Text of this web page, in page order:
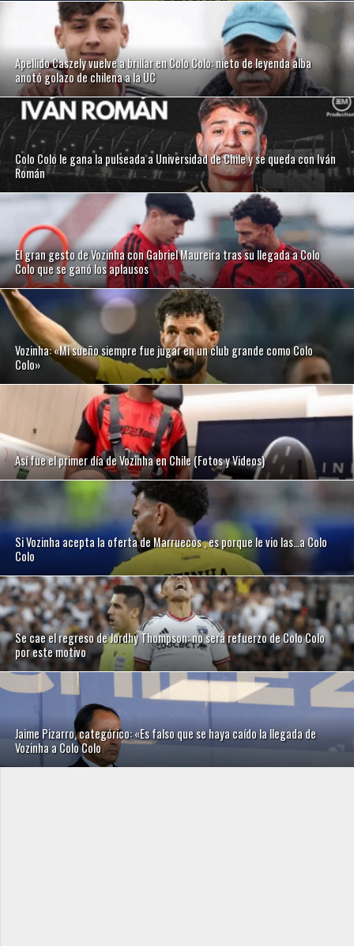
Apellido Caszely vuelve a brillar en Colo Colo: nieto de leyenda alba
anotó golazo de chilena a la UC
Colo Colo le gana la pulseada a Universidad de Chile y se queda con Iván
Román
El gran gesto de Vozinha con Gabriel Maureira tras su llegada a Colo
Colo que se ganó los aplausos
Vozinha: «Mi sueño siempre fue jugar en un club grande como Colo
Colo»
Así fue el primer día de Vozinha en Chile (Fotos y Videos)
Si Vozinha acepta la oferta de Marruecos , es porque le vio las…a Colo
Colo
Se cae el regreso de Jordhy Thompson: no será refuerzo de Colo Colo
por este motivo
Jaime Pizarro, categórico: «Es falso que se haya caído la llegada de
Vozinha a Colo Colo